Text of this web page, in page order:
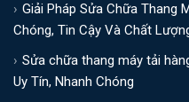
Giải Pháp Sửa Chữa Thang
Chóng, Tin Cậy Và Chất
Sửa chữa thang máy tải
Uy Tín, Nhanh Chóng